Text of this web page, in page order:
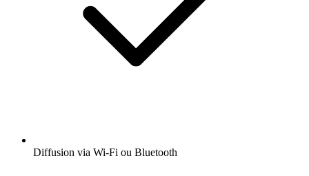
Diffusion via Wi-Fi ou Bluetooth